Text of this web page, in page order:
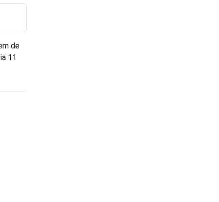
de
11